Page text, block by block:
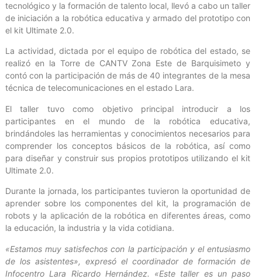
tecnológico y la formación de talento local, llevó a cabo un taller
de iniciación a la robótica educativa y armado del prototipo con
el kit Ultimate 2.0.
La actividad, dictada por el equipo de robótica del estado, se
realizó en la Torre de CANTV Zona Este de Barquisimeto y
contó con la participación de más de 40 integrantes de la mesa
técnica de telecomunicaciones en el estado Lara.
El taller tuvo como objetivo principal introducir a los
participantes en el mundo de la robótica educativa,
brindándoles las herramientas y conocimientos necesarios para
comprender los conceptos básicos de la robótica, así como
para diseñar y construir sus propios prototipos utilizando el kit
Ultimate 2.0.
Durante la jornada, los participantes tuvieron la oportunidad de
aprender sobre los componentes del kit, la programación de
robots y la aplicación de la robótica en diferentes áreas, como
la educación, la industria y la vida cotidiana.
«Estamos muy satisfechos con la participación y el entusiasmo
de los asistentes», expresó el coordinador de formación de
Infocentro Lara Ricardo Hernández. «Este taller es un paso